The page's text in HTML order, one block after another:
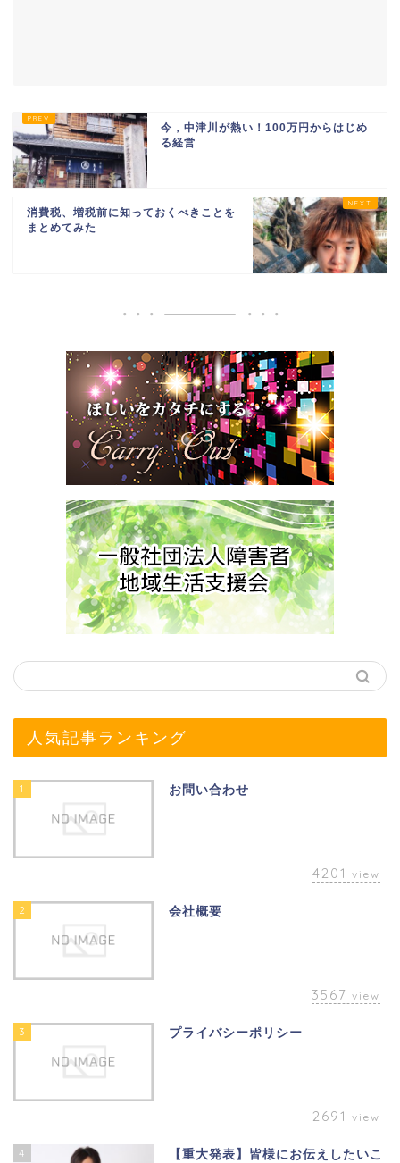
今，中津川が熱い！100万円からはじめ
る経営
消費税、増税前に知っておくべきことを
まとめてみた
人気記事ランキング
1 お問い合わせ
4201 view
2 会社概要
3567 view
3 プライバシーポリシー
2691 view
4
【重大発表】皆様にお伝えしたいこ